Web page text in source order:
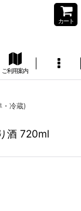
カート
ご利用案内
冷蔵)
酒 720ml